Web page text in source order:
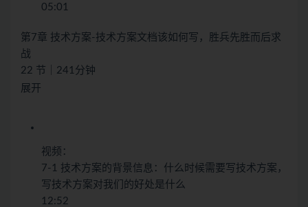
05:01
第7章 技术方案-技术方案文档该如何写，胜兵先胜而后求
战
22 节｜241分钟
展开
视频：
7-1 技术方案的背景信息：什么时候需要写技术方案，
写技术方案对我们的好处是什么
12:52